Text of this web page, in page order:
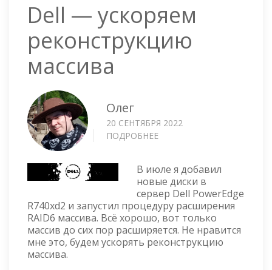
Dell — ускоряем
реконструкцию
массива
Олег
20 СЕНТЯБРЯ 2022
ПОДРОБНЕЕ
УСКОРЯЕМ
РЕКОНСТРУКЦИЮ
МАССИВА
В июле я добавил
новые диски в
сервер Dell PowerEdge
R740xd2 и запустил процедуру расширения
RAID6 массива. Всё хорошо, вот только
массив до сих пор расширяется. Не нравится
мне это, будем ускорять реконструкцию
массива.